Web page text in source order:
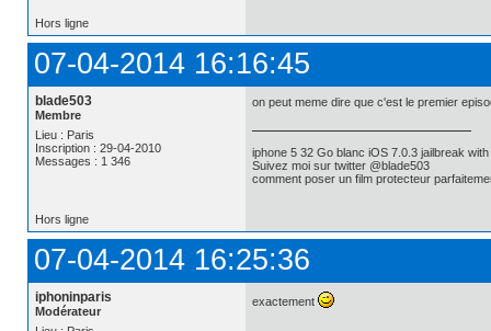
Hors ligne
07-04-2014 16:16:45
blade503
Membre
Lieu : Paris
Inscription : 29-04-2010
Messages : 1 346
on peut meme dire que c'est le premier
iphone 5 32 Go blanc iOS 7.0.3 jailbreak
Suivez moi sur twitter @blade503
comment poser un film protecteur
Hors ligne
07-04-2014 16:25:36
iphoninparis
Modérateur
exactement